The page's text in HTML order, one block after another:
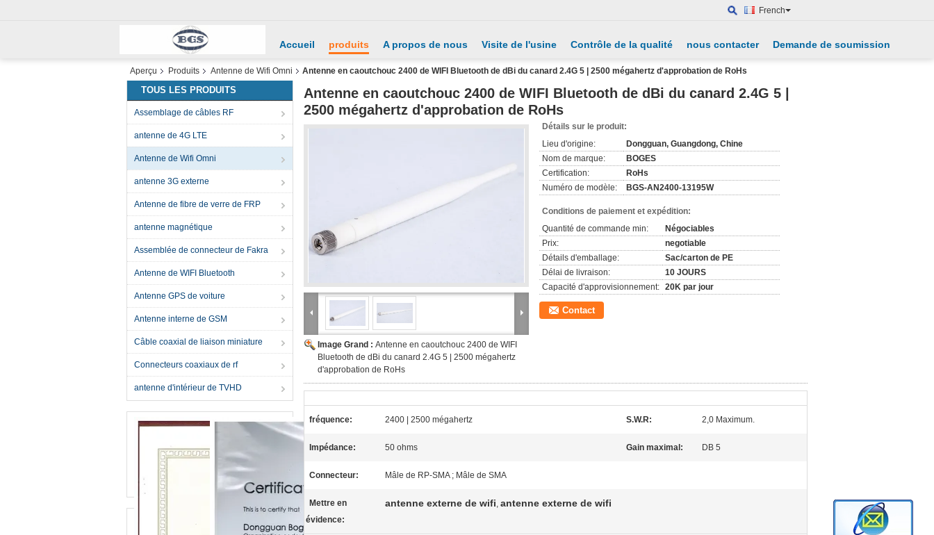
French
Accueil produits A propos de nous Visite de l'usine Contrôle de la qualité nous contacter Demande de soumission
Aperçu Produits Antenne de Wifi Omni Antenne en caoutchouc 2400 de WIFI Bluetooth de dBi du canard 2.4G 5 | 2500 mégahertz d'approbation de RoHs
TOUS LES PRODUITS
Assemblage de câbles RF
antenne de 4G LTE
Antenne de Wifi Omni
antenne 3G externe
Antenne de fibre de verre de FRP
antenne magnétique
Assemblée de connecteur de Fakra
Antenne de WIFI Bluetooth
Antenne GPS de voiture
Antenne interne de GSM
Câble coaxial de liaison miniature
Connecteurs coaxiaux de rf
antenne d'intérieur de TVHD
Antenne en caoutchouc 2400 de WIFI Bluetooth de dBi du canard 2.4G 5 |
2500 mégahertz d'approbation de RoHs
Image Grand : Antenne en caoutchouc 2400 de WIFI
Bluetooth de dBi du canard 2.4G 5 | 2500 mégahertz
d'approbation de RoHs
Détails sur le produit:
Lieu d'origine:
Dongguan, Guangdong, Chine
Nom de marque:
BOGES
Certification:
RoHs
Numéro de modèle:
BGS-AN2400-13195W
Conditions de paiement et expédition:
Quantité de commande min:
Négociables
Prix:
negotiable
Détails d'emballage:
Sac/carton de PE
Délai de livraison:
10 JOURS
Capacité d'approvisionnement: 20K par jour
Contact
fréquence: 2400 | 2500 mégahertz S.W.R: 2,0 Maximum.
Impédance: 50 ohms Gain maximal: DB 5
Connecteur: Mâle de RP-SMA ; Mâle de SMA
Mettre en
évidence:
antenne externe de wifi, antenne externe de wifi